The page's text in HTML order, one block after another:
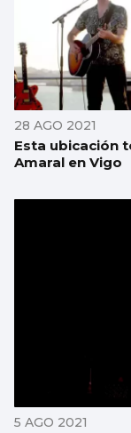
28 AGO 2021
Esta ubicación
Amaral en Vigo
5 AGO 2021